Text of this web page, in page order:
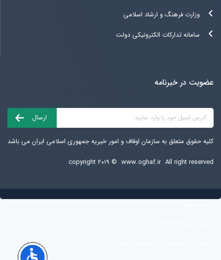
وزارت فرهنگ و ارشاد اسلامی
سامانه تدارکات الکترونیکی دولت
عضویت در خبرنامه
کلیه حقوق متعلق به سازمان اوقاف و امور خیریه جمهوری اسلامی ایران می باشد
copyright ۲۰۱۹ © www.oghaf.ir All right reserved